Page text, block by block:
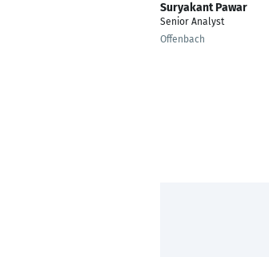
Suryakant Pawar
Senior Analyst
Offenbach